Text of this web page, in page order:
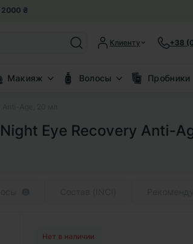
баллами
Клиенту +38
Макияж Волосы Пробники
Eye Recovery Anti-
Нет в наличии